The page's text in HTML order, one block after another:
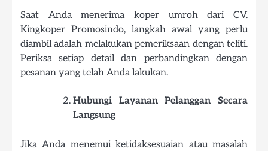
Saat Anda menerima koper umroh dari CV.
Kingkoper Promosindo, langkah awal yang perlu
diambil adalah melakukan pemeriksaan dengan teliti.
Periksa setiap detail dan perbandingkan dengan
pesanan yang telah Anda lakukan.
Hubungi Layanan Pelanggan Secara
Langsung
Jika Anda menemui ketidaksesuaian atau masalah